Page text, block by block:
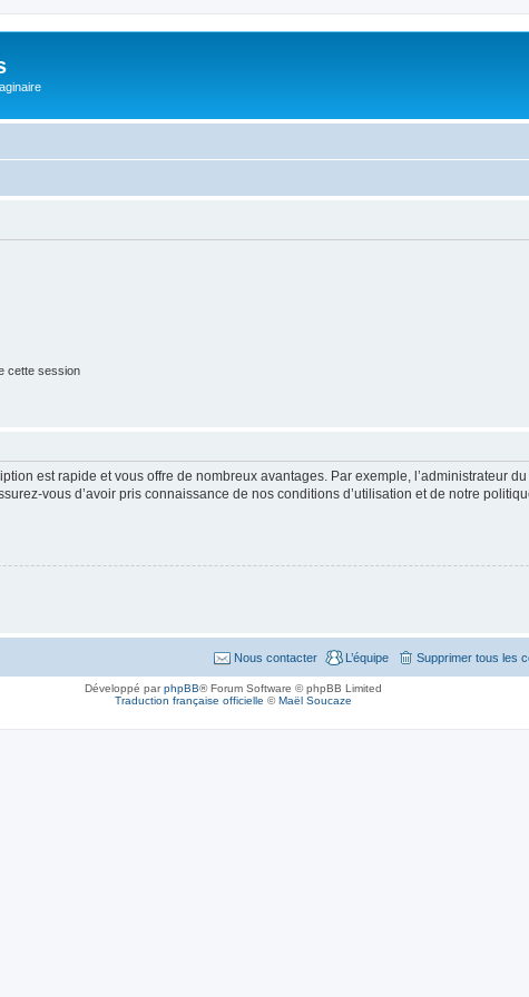
cette session
est rapide et vous offre de nombreux avantages. Par exemple, l’administrateur
vous d’avoir pris connaissance de nos conditions d’utilisation et de notre
Supprimer tous les
L’équipe
Nous contacter
Développé parphpBB® Forum Software © phpBB Limited
Traduction française officielle ©Maël Soucaze